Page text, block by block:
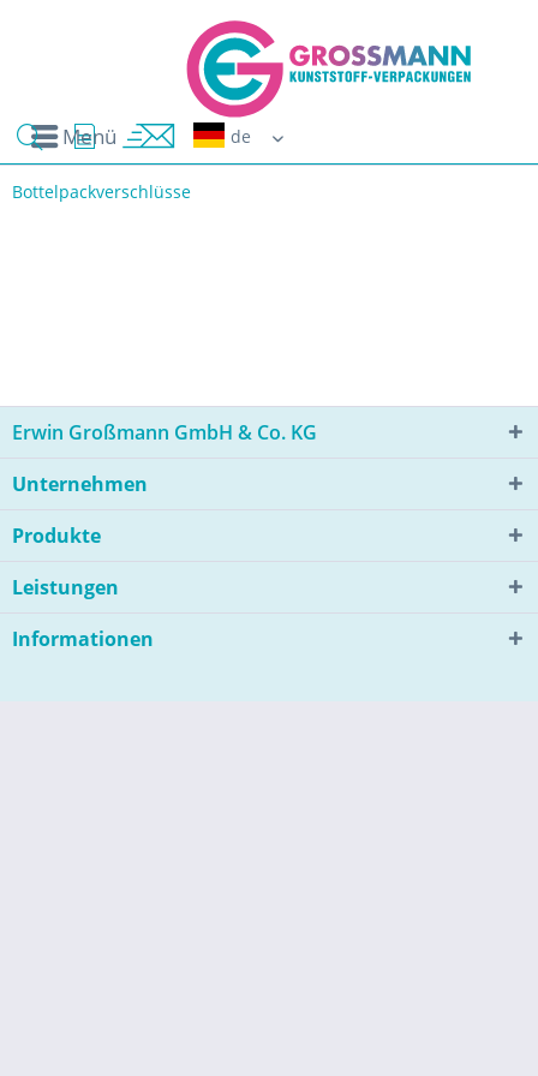
Menü
Bottelpackverschlüsse
Erwin Großmann GmbH & Co. KG
Unternehmen
Produkte
Leistungen
Informationen